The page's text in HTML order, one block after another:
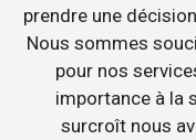
prendre une
Nous sommes
pour nos
importance à la
surcroît nous